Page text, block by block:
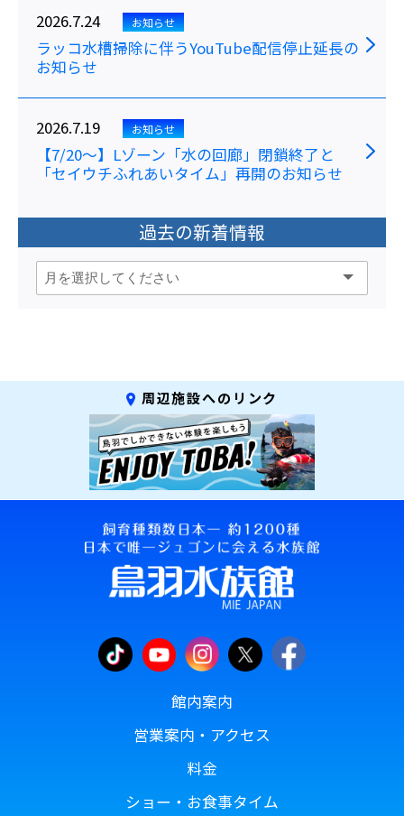
2026.7.24 お知らせ
ラッコ水槽掃除に伴うYouTube配信停止延長の
お知らせ
2026.7.19 お知らせ
【7/20～】Lゾーン「水の回廊」閉鎖終了と
「セイウチふれあいタイム」再開のお知らせ
過去の新着情報
周辺施設へのリンク
館内案内
営業案内・アクセス
料金
ショー・お食事タイム